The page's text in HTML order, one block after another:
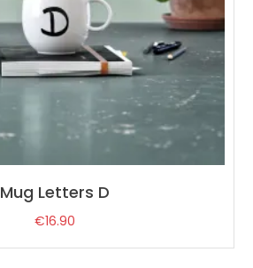
Mug Letters D
€16.90